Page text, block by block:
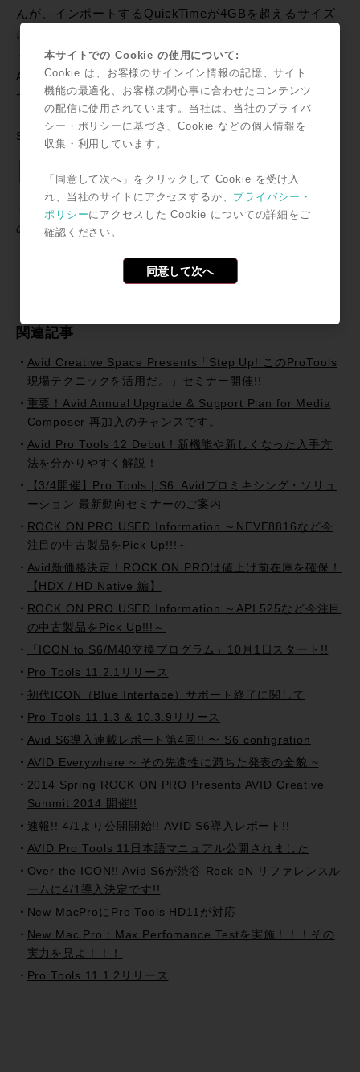
んが、インポートするQuickTimeが4GBを超えるサイズ
になる場合は、ムービーとオーディオを別々に作成して
インポートする事が唯一の対処法となっています。
Avidでは、この問題点について、最優先で対応に当たっ
ていますので、続報をお待ち下さい。
SNSで共有
Twitter
Facebook
LineEmail
共
有
＊記事中に掲載されている情報は2011年02月28日時点のも
のです。
関連記事
Avid Creative Space Presents「Step Up! このProTools
現場テクニックを活用だ。」セミナー開催!!
重要！Avid Annual Upgrade & Support Plan for Media
Composer 再加入のチャンスです。
Avid Pro Tools 12 Debut ! 新機能や新しくなった入手方
法を分かりやすく解説！
【3/4開催】Pro Tools | S6: Avidプロミキシング・ソリュ
ーション 最新動向セミナーのご案内
ROCK ON PRO USED Information ～NEVE8816など今
注目の中古製品をPick Up!!!～
Avid新価格決定！ROCK ON PROは値上げ前在庫を確保！
【HDX / HD Native 編】
ROCK ON PRO USED Information ～API 525など今注目
の中古製品をPick Up!!!～
「ICON to S6/M40交換プログラム」10月1日スタート!!
Pro Tools 11.2.1リリース
初代ICON（Blue Interface）サポート終了に関して
Pro Tools 11.1.3 & 10.3.9リリース
Avid S6導入連載レポート第4回!! 〜 S6 configration
AVID Everywhere ~ その先進性に満ちた発表の全貌 ~
2014 Spring ROCK ON PRO Presents AVID Creative
Summit 2014 開催!!
速報!! 4/1より公開開始!! AVID S6導入レポート!!
AVID Pro Tools 11日本語マニュアル公開されました
Over the ICON!! Avid S6が渋谷 Rock oN リファレンスル
ームに4/1導入決定です!!
New MacProにPro Tools HD11が対応
New Mac Pro：Max Perfomance Testを実施！！！その
実力を見よ！！！
Pro Tools 11.1.2リリース
本サイトでの Cookie の使用について:
Cookie は、お客様のサインイン情報の記憶、サイト
機能の最適化、お客様の関心事に合わせたコンテンツ
の配信に使用されています。当社は、当社のプライバ
シー・ポリシーに基づき、Cookie などの個人情報を
収集・利用しています。
「同意して次へ」をクリックして Cookie を受け入
れ、当社のサイトにアクセスするか、 プライバシー・
ポリシーにアクセスした Cookie についての詳細をご
確認ください。
同意して次へ